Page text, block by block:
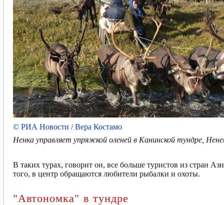
© РИА Новости / Вера Костамо
Ненка управляет упряжкой оленей в Канинской тундре,
В таких турах, говорит он, все больше туристов из стран
того, в центр обращаются любители рыбалки и охоты.
"Автономка" в тундре